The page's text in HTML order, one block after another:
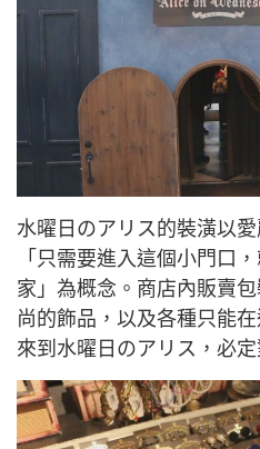
水曜日のアリス的裝潢以
「只需要進入這個小門口
家」為概念。商店內販賣
尚的飾品，以及各種只能
來到水曜日のアリス，必